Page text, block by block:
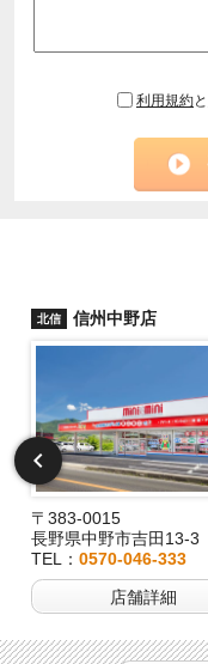
利用規約と
北信 信州中野店
〒383-0015
長野県中野市吉田13-3
TEL： 0570-046-333
店舗詳細